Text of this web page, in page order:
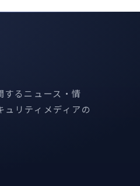
するニュース・情
リティメディアの